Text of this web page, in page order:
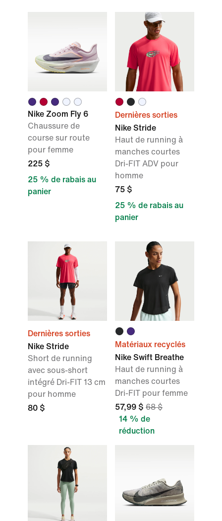
Nike Zoom Fly 6
Chaussure de
course sur route
pour femme
225 $
25 % de rabais au
panier
Dernières sorties
Nike Stride
Haut de running à
manches courtes
Dri-FIT ADV pour
homme
75 $
25 % de rabais au
panier
Dernières sorties
Nike Stride
Short de running
avec sous-short
intégré Dri-FIT 13 cm
pour homme
80 $
Matériaux recyclés
Nike Swift Breathe
Haut de running à
manches courtes
Dri-FIT pour femme
57,99 $ 68 $
14 % de
réduction